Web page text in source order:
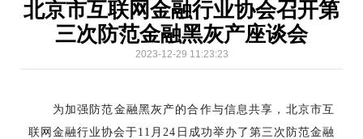
北京市互联网金融行业协会召开第
三次防范金融黑灰产座谈会
2023-12-29 11:23:23
为加强防范金融黑灰产的合作与信息共享，北京市互
联网金融行业协会于11月24日成功举办了第三次防范金融